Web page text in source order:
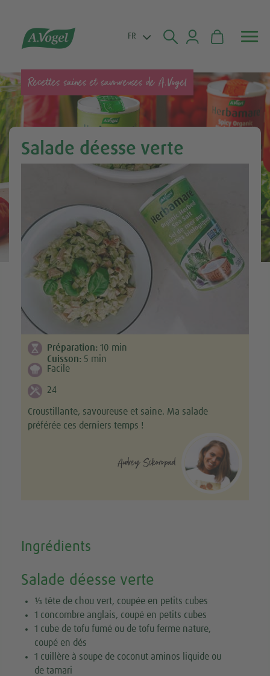

 FR
Recettes saines et savoureuses de A.Vogel
Salade déesse verte
Préparation: 10 min
Cuisson: 5 min
Facile
24
Croustillante, savoureuse et saine. Ma salade
préférée ces derniers temps !
Audrey Sckoropad
Ingrédients
Salade déesse verte
⅓ tête de chou vert, coupée en petits cubes
1 concombre anglais, coupé en petits cubes
1 cube de tofu fumé ou de tofu ferme nature,
coupé en dés
1 cuillère à soupe de coconut aminos liquide ou
de tamari